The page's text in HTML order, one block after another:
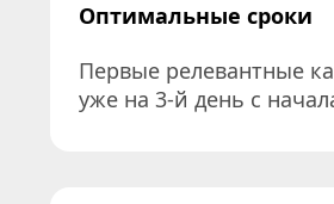
Оптимальные сроки
Первые релевантные
уже на 3-й день с